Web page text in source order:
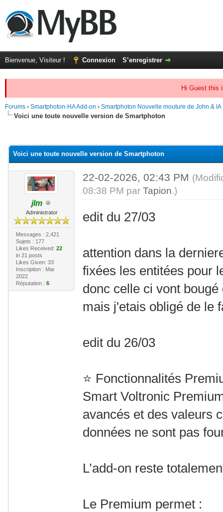
Bienvenue, Visiteur ! Connexion S’enregistrer
Hi Guest this
Forums › Smartphoton-HA Add-on › Smartphoton Nouvelle mouture de John & IA
Voici une toute nouvelle version de Smartphoton
Voici une toute nouvelle version de Smartphoton
jlm
Administrator
Messages : 2,421
Sujets : 177
Likes Received: 22
in 21 posts
Likes Given: 33
Inscription : Mar
2022
Réputation : 6
22-02-2026, 02:43 PM
08:38 PM par Tapion.)
edit du 27/03
attention dans la
fixées les entitées pour
donc celle ci vont
mais j'etais obligé de le
edit du 26/03
⭐ Fonctionnalités
Smart Voltronic
avancés et des valeurs
données ne sont pas
L’add-on reste
Le Premium permet :